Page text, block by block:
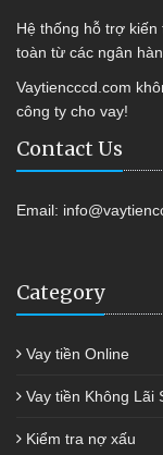
Hệ thống hỗ trợ
toàn từ các ngân
Vaytiencccd.com
công ty cho vay!
Contact Us
Email:
Category
Vay tiền Online
Vay tiền Không Lãi
Kiểm tra nợ xấu